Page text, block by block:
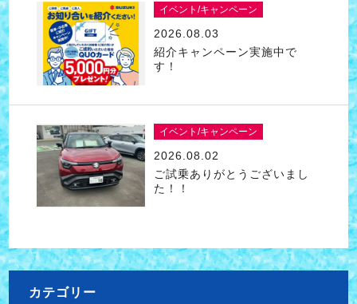
イベント/キャンペーン
2026.08.03
紹介キャンペーン実施中で
す！
イベント/キャンペーン
2026.08.02
ご試乗ありがとうございまし
た！！
カテゴリー